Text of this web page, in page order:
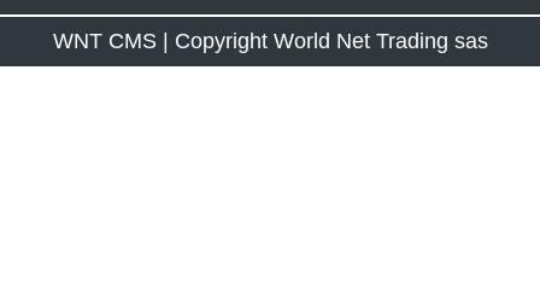
WNT CMS | Copyright World Net Trading sas